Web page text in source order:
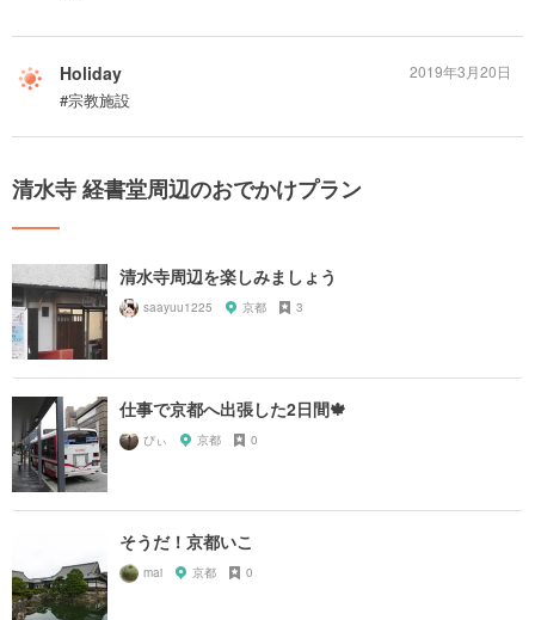
Holiday
#宗教施設
2019年3月20日
清水寺 経書堂周辺のおでかけプラン
清水寺周辺を楽しみましょう
saayuu1225 京都 3
仕事で京都へ出張した2日間🍁
ぴぃ 京都 0
そうだ！京都いこ
mai 京都 0